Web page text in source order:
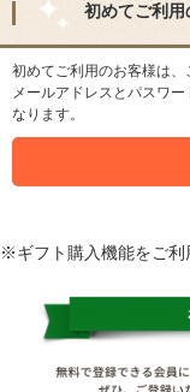
初めてご利用
初めてご利用のお客様は、
メールアドレスとパスワ
なります。
※ギフト購入機能をご利